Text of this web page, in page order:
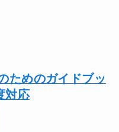
ためのガイドブッ
対応